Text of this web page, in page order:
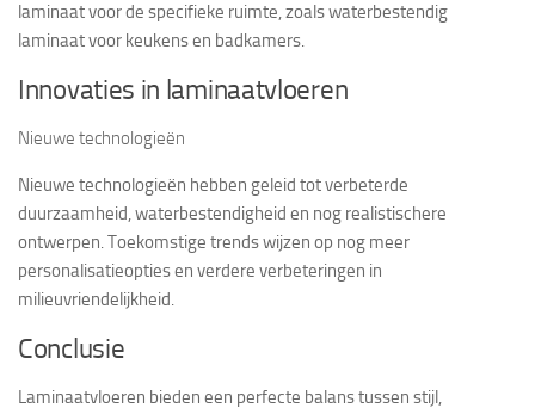
laminaat voor de specifieke ruimte, zoals waterbestendig
laminaat voor keukens en badkamers.
Innovaties in laminaatvloeren
Nieuwe technologieën
Nieuwe technologieën hebben geleid tot verbeterde
duurzaamheid, waterbestendigheid en nog realistischere
ontwerpen. Toekomstige trends wijzen op nog meer
personalisatieopties en verdere verbeteringen in
milieuvriendelijkheid.
Conclusie
Laminaatvloeren bieden een perfecte balans tussen stijl,